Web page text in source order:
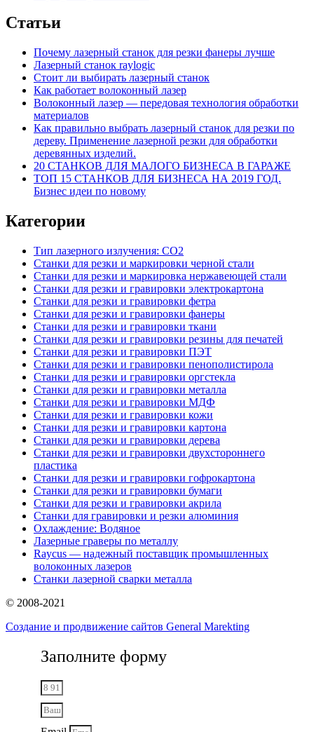
Статьи
Почему лазерный станок для резки фанеры лучше
Лазерный станок raylogic
Стоит ли выбирать лазерный станок
Как работает волоконный лазер
Волоконный лазер — передовая технология обработки
материалов
Как правильно выбрать лазерный станок для резки по
дереву. Применение лазерной резки для обработки
деревянных изделий.
20 СТАНКОВ ДЛЯ МАЛОГО БИЗНЕСА В ГАРАЖЕ
ТОП 15 СТАНКОВ ДЛЯ БИЗНЕСА НА 2019 ГОД.
Бизнес идеи по новому
Категории
Тип лазерного излучения: СО2
Станки для резки и маркировки черной стали
Станки для резки и маркировка нержавеющей стали
Станки для резки и гравировки электрокартона
Станки для резки и гравировки фетра
Станки для резки и гравировки фанеры
Станки для резки и гравировки ткани
Станки для резки и гравировки резины для печатей
Станки для резки и гравировки ПЭТ
Станки для резки и гравировки пенополистирола
Станки для резки и гравировки оргстекла
Станки для резки и гравировки металла
Станки для резки и гравировки МДФ
Станки для резки и гравировки кожи
Станки для резки и гравировки картона
Станки для резки и гравировки дерева
Станки для резки и гравировки двухстороннего
пластика
Станки для резки и гравировки гофрокартона
Станки для резки и гравировки бумаги
Станки для резки и гравировки акрила
Станки для гравировки и резки алюминия
Охлаждение: Водяное
Лазерные граверы по металлу
Raycus — надежный поставщик промышленных
волоконных лазеров
Cтанки лазерной сварки металла
© 2008-2021
Создание и продвижение сайтов General Marekting
Заполните форму